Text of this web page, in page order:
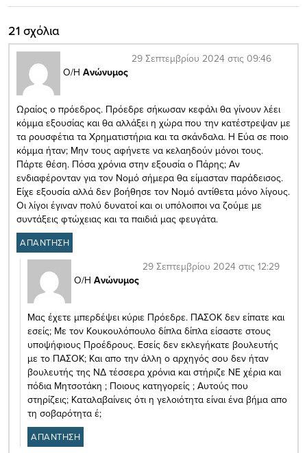
21 σχόλια
Ο/Η Ανώνυμος
29 Σεπτεμβρίου 2024 στις 09:46
Ωραίος ο πρόεδρος. Πρόεδρε σήκωσαν κεφάλι θα γίνουν λέει
κόμμα εξουσίας και θα αλλάξει η χώρα που την κατέστρεψαν με
τα ρουσφέτια τα Χρηματιστήρια και τα σκάνδαλα. Η Εύα σε ποιο
κόμμα ήταν; Μην τους αφήνετε να κελαηδούν μόνοι τους.
Πάρτε θέση. Πόσα χρόνια στην εξουσία ο Πάρης; Αν
ενδιαφέρονταν για τον Νομό σήμερα θα είμασταν παράδεισος.
Είχε εξουσία αλλά δεν βοήθησε τον Νομό αντίθετα μόνο λίγους.
Οι λίγοι έγιναν πολύ δυνατοί και οι υπόλοιποι να ζούμε με
συντάξεις φτώχειας και τα παιδιά μας φευγάτα.
ΑΠΑΝΤΗΣΗ
Ο/Η Ανώνυμος
29 Σεπτεμβρίου 2024 στις 12:29
Μας έχετε μπερδέψει κύριε Πρόεδρε. ΠΑΣΟΚ δεν είπατε και
εσείς; Με τον Κουκουλόπουλο δίπλα δίπλα είσαστε στους
υποψήφιους Προέδρους. Εσείς δεν εκλεγήκατε βουλευτής
με το ΠΑΣΟΚ; Και απο την άλλη ο αρχηγός σου δεν ήταν
βουλευτής της ΝΔ τέσσερα χρόνια και στήριζε ΝΕ χέρια και
πόδια Μητσοτάκη ; Ποιους κατηγορείς ; Αυτούς που
στηρίζεις; Καταλαβαίνεις ότι η γελοιότητα είναι ένα βήμα απο
τη σοβαρότητα έ;
ΑΠΑΝΤΗΣΗ